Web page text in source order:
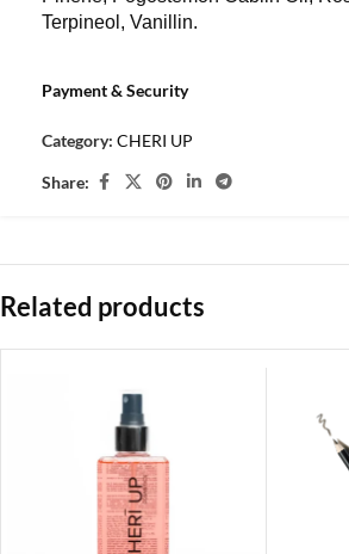
Terpineol, Vanillin.
Payment & Security
Category: CHERI UP
Share:
Related products